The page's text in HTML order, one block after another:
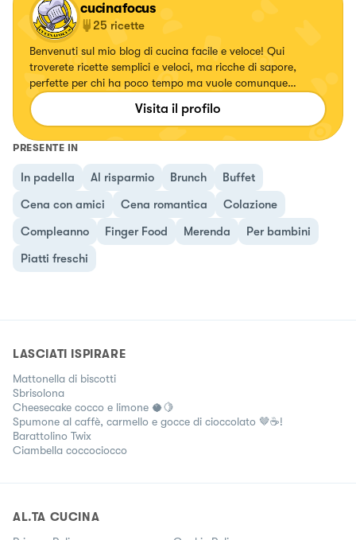
cucinafocus
25 ricette
Benvenuti sul mio blog di cucina facile e veloce! Qui
troverete ricette semplici e veloci, ma ricche di sapore,
perfette per chi ha poco tempo ma vuole comunque
mangiare bene. Vi invito a esplorare il mio blog e a provare
le mie ricette. Spero che troverete ispirazione per creare
Visita il profilo
PRESENTE IN
In padella Al risparmio Brunch
Buffet
Cena con amici
Cena romantica
Colazione
Compleanno
Finger Food Merenda
Per bambini
Piatti freschi
LASCIATI ISPIRARE
Mattonella di biscotti
Sbrisolona
Cheesecake cocco e limone 🥥🍋
Spumone al caffè, carmello e gocce di cioccolato 🤎☕!
Barattolino Twix
Ciambella coccociocco
AL.TA CUCINA